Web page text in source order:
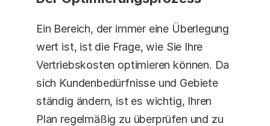
Ein Bereich, der immer eine Überlegung
wert ist, ist die Frage, wie Sie Ihre
Vertriebskosten optimieren können. Da
sich Kundenbedürfnisse und Gebiete
ständig ändern, ist es wichtig, Ihren
Plan regelmäßig zu überprüfen und zu